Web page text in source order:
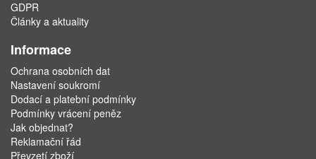
GDPR
Články a aktuality
Informace
Ochrana osobních dat
Nastavení soukromí
Dodací a platební podmínky
Podmínky vrácení peněz
Jak objednat?
Reklamační řád
Převzetí zboží